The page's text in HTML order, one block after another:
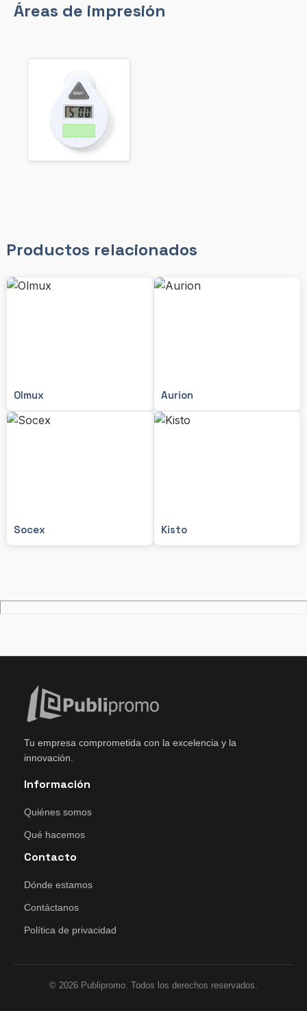
Áreas de impresión
Productos relacionados
Olmux Aurion
Socex Kisto
Tu empresa comprometida con la excelencia y la
innovación.
Información
Quiénes somos
Qué hacemos
Contacto
Dónde estamos
Contáctanos
Política de privacidad
© 2026 Publipromo. Todos los derechos reservados.